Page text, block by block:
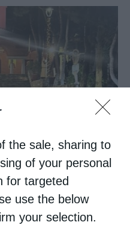
the sale, sharing to
of your personal
for targeted
use the below
your selection.
μηνός